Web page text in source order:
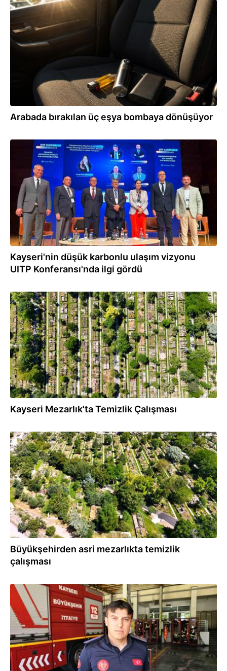
04.07.2026
Arabada bırakılan üç eşya bombaya dönüşüyor
03.07.2026
Kayseri'nin düşük karbonlu ulaşım vizyonu
UITP Konferansı'nda ilgi gördü
03.07.2026
Kayseri Mezarlık'ta Temizlik Çalışması
03.07.2026
Büyükşehirden asri mezarlıkta temizlik
çalışması
01.07.2026